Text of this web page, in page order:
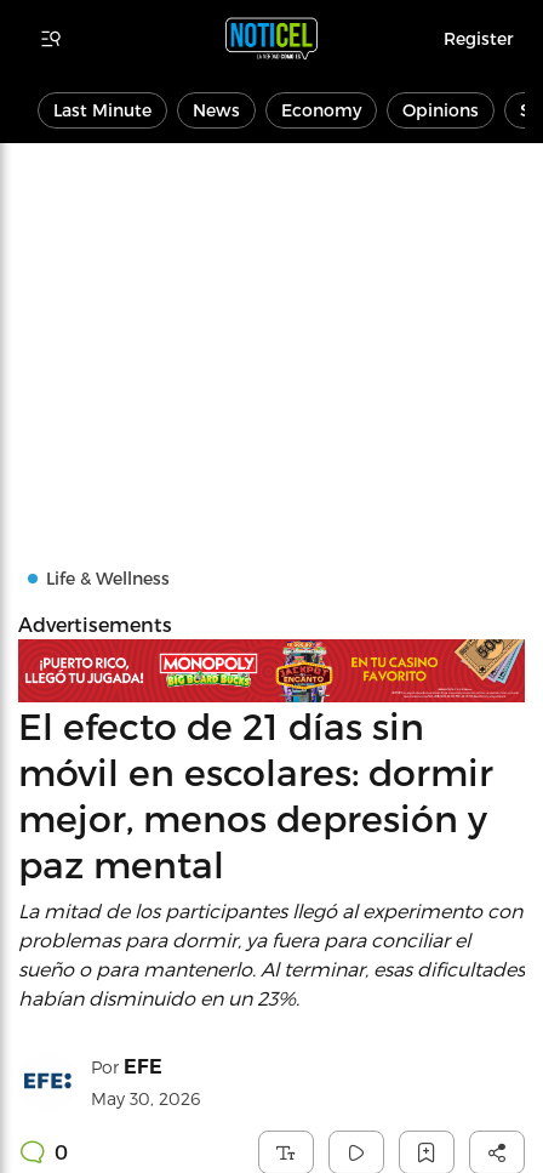
Register
Last Minute News Economy Opinions
Life & Wellness
Advertisements
El efecto de 21 días sin
móvil en escolares: dormir
mejor, menos depresión y
paz mental
La mitad de los participantes llegó al experimento con
problemas para dormir, ya fuera para conciliar el
sueño o para mantenerlo. Al terminar, esas dificultades
habían disminuido en un 23%.
Por EFE
May 30, 2026
0